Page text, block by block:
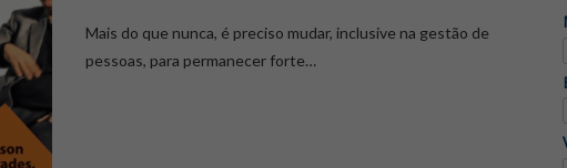
Mais do que nunca, é preciso mudar, inclusive na gestão de
pessoas, para permanecer forte…